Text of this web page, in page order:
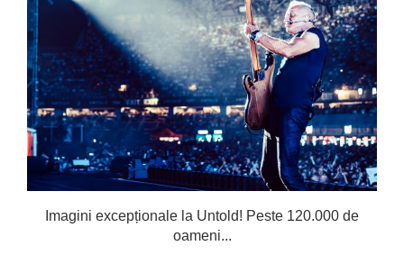
Imagini excepționale la Untold! Peste 120.000 de
oameni...